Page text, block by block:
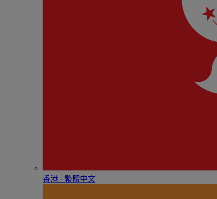
香港 - 繁體中文